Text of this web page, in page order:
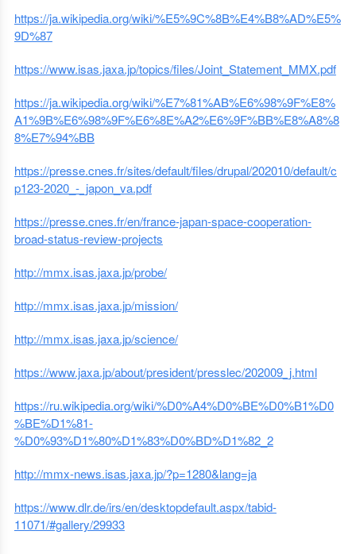
https://ja.wikipedia.org/wiki/%E5%9C%8B%E4%B8%AD%E5%
9D%87
https://www.isas.jaxa.jp/topics/files/Joint_Statement_MMX.pdf
https://ja.wikipedia.org/wiki/%E7%81%AB%E6%98%9F%E8%
A1%9B%E6%98%9F%E6%8E%A2%E6%9F%BB%E8%A8%8
8%E7%94%BB
https://presse.cnes.fr/sites/default/files/drupal/202010/default/c
p123-2020_-_japon_va.pdf
https://presse.cnes.fr/en/france-japan-space-cooperation-
broad-status-review-projects
http://mmx.isas.jaxa.jp/probe/
http://mmx.isas.jaxa.jp/mission/
http://mmx.isas.jaxa.jp/science/
https://www.jaxa.jp/about/president/presslec/202009_j.html
https://ru.wikipedia.org/wiki/%D0%A4%D0%BE%D0%B1%D0
%BE%D1%81-
%D0%93%D1%80%D1%83%D0%BD%D1%82_2
http://mmx-news.isas.jaxa.jp/?p=1280&lang=ja
https://www.dlr.de/irs/en/desktopdefault.aspx/tabid-
11071/#gallery/29933